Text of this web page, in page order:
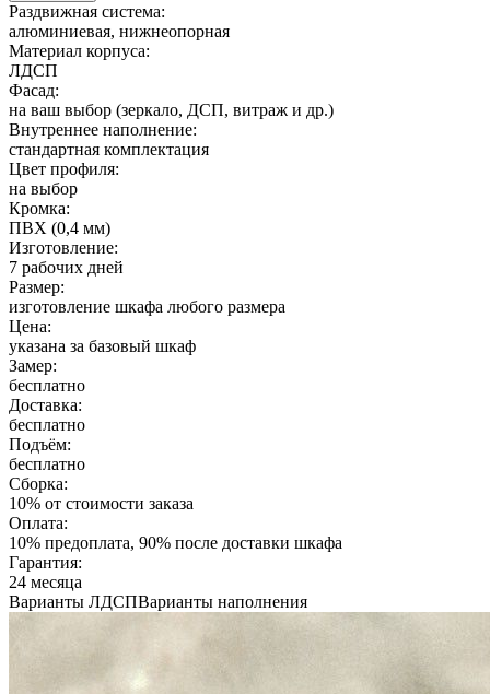
Раздвижная система:
алюминиевая, нижнеопорная
Материал корпуса:
ЛДСП
Фасад:
на ваш выбор (зеркало, ДСП, витраж и др.)
Внутреннее наполнение:
стандартная комплектация
Цвет профиля:
на выбор
Кромка:
ПВХ (0,4 мм)
Изготовление:
7 рабочих дней
Размер:
изготовление шкафа любого размера
Цена:
указана за базовый шкаф
Замер:
бесплатно
Доставка:
бесплатно
Подъём:
бесплатно
Сборка:
10% от стоимости заказа
Оплата:
10% предоплата, 90% после доставки шкафа
Гарантия:
24 месяца
Варианты ЛДСПВарианты наполнения